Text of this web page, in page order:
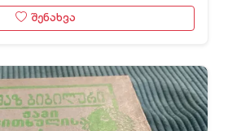
შენახვა